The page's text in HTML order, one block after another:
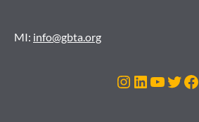
MI: info@gbta.org
Instagram
LinkedIn